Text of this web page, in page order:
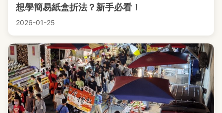
想學簡易紙盒折法？新手必看！
2026-01-25